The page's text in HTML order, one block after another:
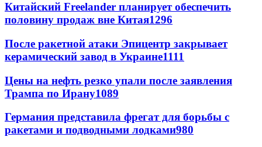
Китайский Freelander планирует обеспечить
половину продаж вне Китая1296
После ракетной атаки Эпицентр закрывает
керамический завод в Украине1111
Цены на нефть резко упали после заявления
Трампа по Ирану1089
Германия представила фрегат для борьбы с
ракетами и подводными лодками980